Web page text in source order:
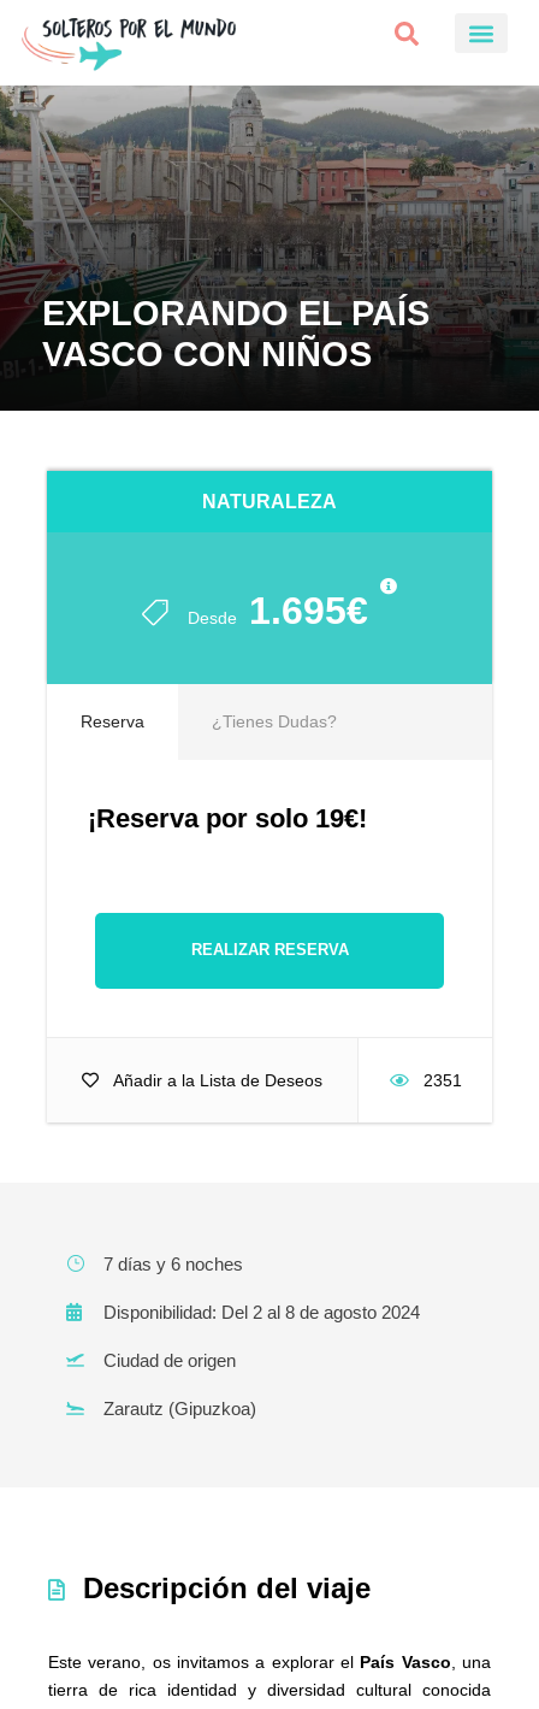
EXPLORANDO EL PAÍS
VASCO CON NIÑOS
NATURALEZA
Desde 1.695€
Reserva ¿Tienes Dudas?
¡Reserva por solo 19€!
REALIZAR RESERVA
Añadir a la Lista de Deseos 2351
7 días y 6 noches
Disponibilidad: Del 2 al 8 de agosto 2024
Ciudad de origen
Zarautz (Gipuzkoa)
Descripción del viaje
Este verano, os invitamos a explorar el País Vasco , una
tierra de rica identidad y diversidad cultural conocida